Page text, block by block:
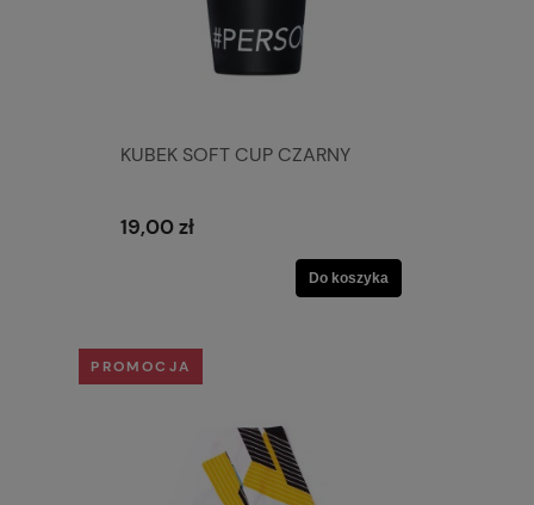
KUBEK SOFT CUP CZARNY
19,00 zł
Do koszyka
PROMOCJA